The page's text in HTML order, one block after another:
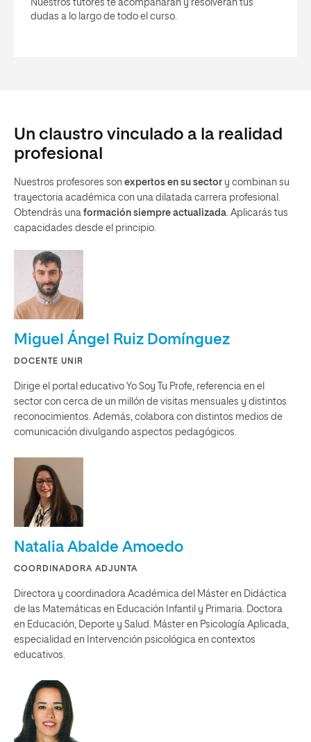
Nuestros tutores te acompañarán y resolverán tus
dudas a lo largo de todo el curso.
Un claustro vinculado a la realidad
profesional
Nuestros profesores son expertos en su sector y combinan su
trayectoria académica con una dilatada carrera profesional.
Obtendrás una formación siempre actualizada. Aplicarás tus
capacidades desde el principio.
Miguel Ángel Ruiz Domínguez
DOCENTE UNIR
Dirige el portal educativo Yo Soy Tu Profe, referencia en el
sector con cerca de un millón de visitas mensuales y distintos
reconocimientos. Además, colabora con distintos medios de
comunicación divulgando aspectos pedagógicos.
Natalia Abalde Amoedo
COORDINADORA ADJUNTA
Directora y coordinadora Académica del Máster en Didáctica
de las Matemáticas en Educación Infantil y Primaria. Doctora
en Educación, Deporte y Salud. Máster en Psicología Aplicada,
especialidad en Intervención psicológica en contextos
educativos.